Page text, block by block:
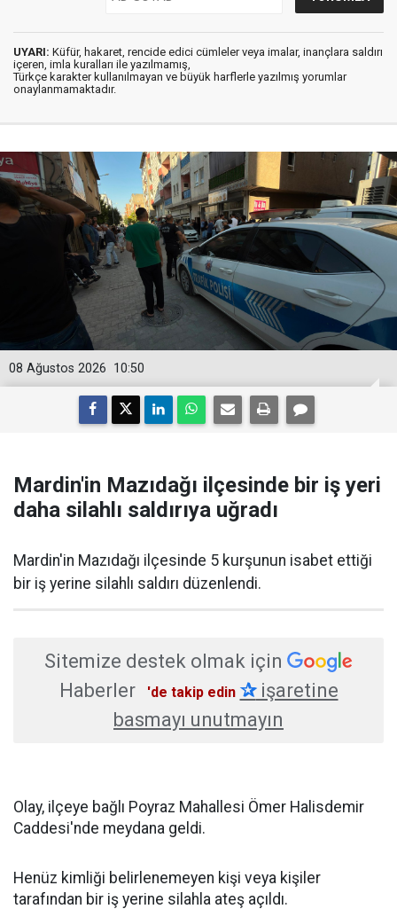
UYARI: Küfür, hakaret, rencide edici cümleler veya imalar, inançlara saldırı
içeren, imla kuralları ile yazılmamış,
Türkçe karakter kullanılmayan ve büyük harflerle yazılmış yorumlar
onaylanmamaktadır.
10:50
08 Ağustos 2026
Mardin'in Mazıdağı ilçesinde bir iş yeri
daha silahlı saldırıya uğradı
Mardin'in Mazıdağı ilçesinde 5 kurşunun isabet ettiği
bir iş yerine silahlı saldırı düzenlendi.
Sitemize destek olmak için
Haberler
'de takip edin ✰işaretine
basmayı unutmayın
Olay, ilçeye bağlı Poyraz Mahallesi Ömer Halisdemir
Caddesi'nde meydana geldi.
Henüz kimliği belirlenemeyen kişi veya kişiler
tarafından bir iş yerine silahla ateş açıldı.